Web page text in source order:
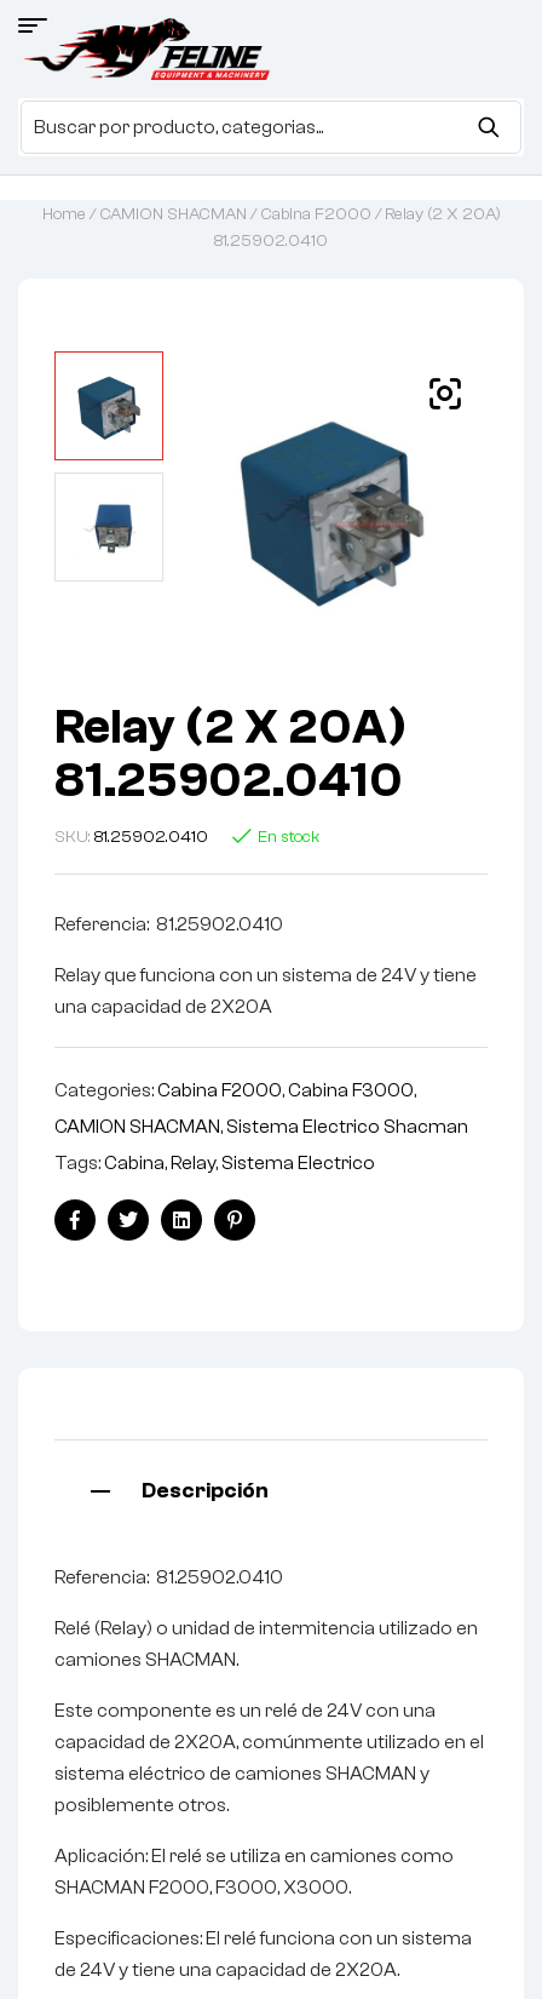
Home /CAMION SHACMAN /Cabina F2000 / Relay (2 X 20A)
81.25902.0410
Relay (2 X 20A)
81.25902.0410
SKU: 81.25902.0410 En stock
Referencia: 81.25902.0410
Relay que funciona con un sistema de 24V y tiene
una capacidad de 2X20A
Categories:Cabina F2000,Cabina F3000,
CAMION SHACMAN, Sistema Electrico Shacman
Tags:Cabina,Relay, Sistema Electrico
FacebookTwitterLinkedinPinterest
Descripción
Referencia: 81.25902.0410
Relé (Relay) o unidad de intermitencia utilizado en
camiones SHACMAN.
Este componente es un relé de 24V con una
capacidad de 2X20A, comúnmente utilizado en el
sistema eléctrico de camiones SHACMAN y
posiblemente otros.
Aplicación: El relé se utiliza en camiones como
SHACMAN F2000, F3000, X3000.
Especificaciones: El relé funciona con un sistema
de 24V y tiene una capacidad de 2X20A.